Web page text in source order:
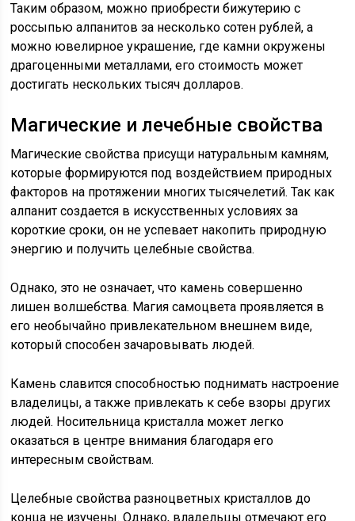
Таким образом, можно приобрести бижутерию с
россыпью алпанитов за несколько сотен рублей, а
можно ювелирное украшение, где камни окружены
драгоценными металлами, его стоимость может
достигать нескольких тысяч долларов.
Магические и лечебные свойства
Магические свойства присущи натуральным камням,
которые формируются под воздействием природных
факторов на протяжении многих тысячелетий. Так как
алпанит создается в искусственных условиях за
короткие сроки, он не успевает накопить природную
энергию и получить целебные свойства.
Однако, это не означает, что камень совершенно
лишен волшебства. Магия самоцвета проявляется в
его необычайно привлекательном внешнем виде,
который способен зачаровывать людей.
Камень славится способностью поднимать настроение
владелицы, а также привлекать к себе взоры других
людей. Носительница кристалла может легко
оказаться в центре внимания благодаря его
интересным свойствам.
Целебные свойства разноцветных кристаллов до
конца не изучены. Однако, владельцы отмечают его